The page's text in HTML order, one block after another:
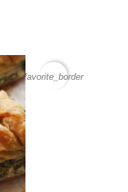
favorite_border